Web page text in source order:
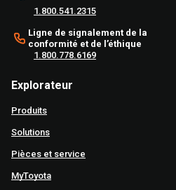
1.800.541.2315
Ligne de signalement de la
conformité et de l’éthique
1.800.778.6169
Explorateur
Produits
Solutions
Pièces et service
MyToyota